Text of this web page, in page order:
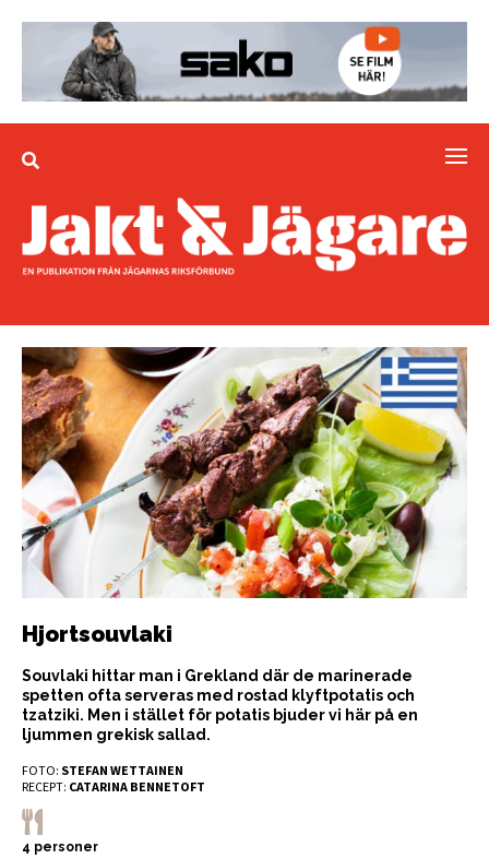
Hjortsouvlaki
Souvlaki hittar man i Grekland där de marinerade
spetten ofta serveras med rostad klyftpotatis och
tzatziki. Men i stället för potatis bjuder vi här på en
ljummen grekisk sallad.
FOTO: STEFAN WETTAINEN
RECEPT: CATARINA BENNETOFT
4 personer